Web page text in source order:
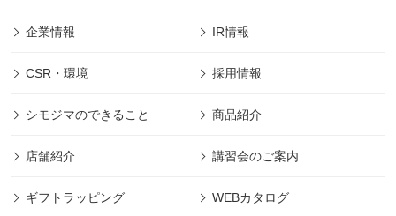
企業情報 IR情報
CSR・環境 採用情報
シモジマのできること 商品紹介
店舗紹介 講習会のご案内
ギフトラッピング WEBカタログ